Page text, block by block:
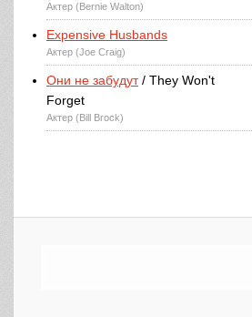
Актер (Bernie Walton)
Expensive Husbands
Актер (Joe Craig)
Они не забудут/ They Won't
Forget
Актер (Bill Brock)